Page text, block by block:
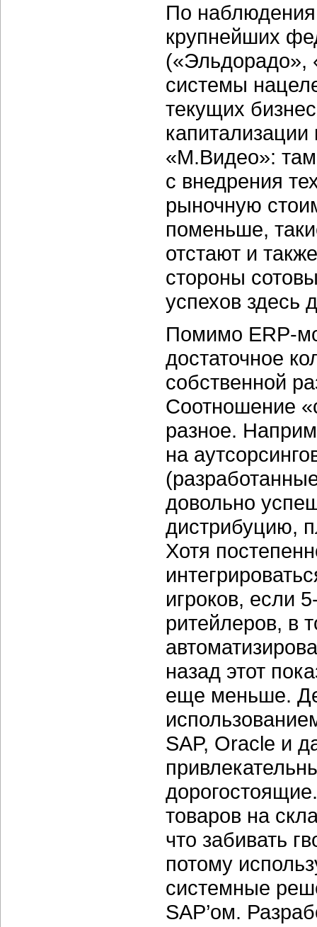
По
крупнейших
(«Эльдорадо»,
системы
текущих
«М.Видео»: там
с внедрения
рыночную
поменьше,
отстают и
стороны
успехов здесь
Помимо ERP-
достаточное
собственной
Соотношение
разное.
на
довольно
дистрибуцию,
Хотя
игроков, если
ритейлеров, в
назад этот
еще меньше.
SAP, Oracle и
товаров на
что забивать
потому
системные
SAP’ом.